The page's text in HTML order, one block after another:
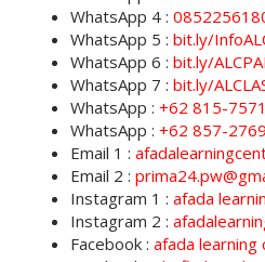
WhatsApp 4 :
WhatsApp 5 : bit.ly/
WhatsApp 6 : bit.ly/
WhatsApp 7 : bit.ly/
WhatsApp : +62 815-
WhatsApp : +62 857-
Email 1 :
Email 2 :
Instagram 1 : afada
Instagram 2 :
Facebook : afada learning